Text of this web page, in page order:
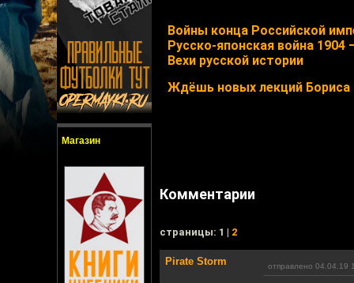
Магазин
Войны конца Российской
Русско-японская война
Вехи русской истории
Ждёшь новых лекций
Комментарии
cтраницы: 1 | 2
Pirate Storm отправлено 04.04.19